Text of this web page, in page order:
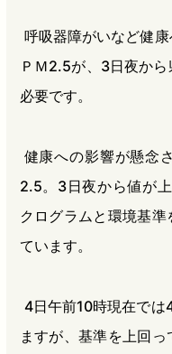
呼吸器障がいなど健
ＰＭ2.5が、3日夜か
必要です。
健康への影響が懸念
2.5。3日夜から値が
クログラムと環境基
ています。
4日午前10時現在では
ますが、基準を上回